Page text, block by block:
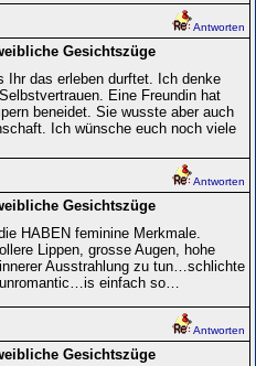
Antworten
Gesichtszüge
Ihr das erleben durftet. Ich denke
Eine Freundin hat
beneidet. Sie wusste aber auch
Ich wünsche euch noch viele
Antworten
Gesichtszüge
HABEN feminine Merkmale.
Lippen, grosse Augen, hohe
Ausstrahlung zu tun…schlichte
einfach so…
Antworten
Gesichtszüge